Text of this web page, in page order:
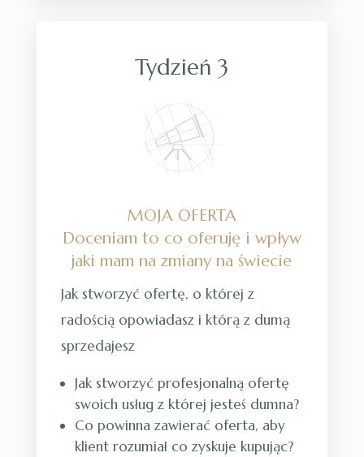
Tydzień 3
MOJA OFERTA
Doceniam to co oferuję i wpływ
jaki mam na zmiany na świecie
Jak stworzyć ofertę, o której z
radością opowiadasz i którą z dumą
sprzedajesz
Jak stworzyć profesjonalną ofertę
swoich usług z której jesteś dumna?
Co powinna zawierać oferta, aby
klient rozumiał co zyskuje kupując?